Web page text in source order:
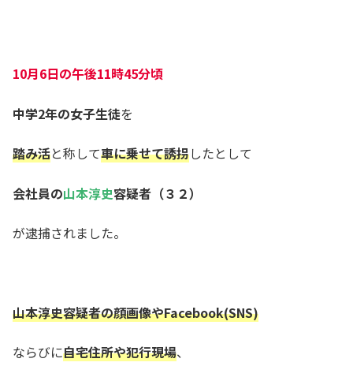
10月6日の午後11時45分頃
中学2年の女子生徒を
踏み活と称して車に乗せて誘拐したとして
会社員の山本淳史容疑者（３２）
が逮捕されました。
山本淳史容疑者の顔画像やFacebook(SNS)
ならびに自宅住所や犯行現場、